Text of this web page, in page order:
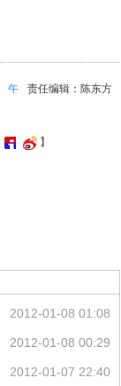
责任编辑：陈东方
午
】
2012-01-08 01:08
2012-01-08 00:29
2012-01-07 22:40